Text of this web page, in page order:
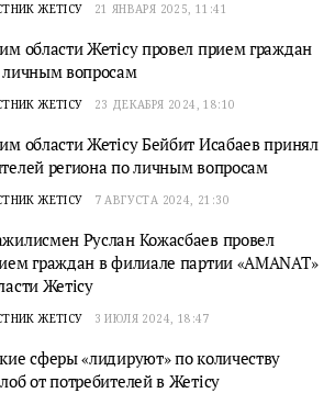
ЖЕТІСУ 21 ЯНВАРЯ 2025, 11:41
области Жетісу провел прием граждан
вопросам
ЖЕТІСУ 23 ДЕКАБРЯ 2024, 18:10
области Жетісу Бейбит Исабаев принял
региона по личным вопросам
ЖЕТІСУ 7 АВГУСТА 2024, 21:30
Руслан Кожасбаев провел
граждан в филиале партии «AMANAT»
Жетiсу
ЖЕТІСУ 3 ИЮЛЯ 2024, 18:47
сферы «лидируют» по количеству
от потребителей в Жетісу